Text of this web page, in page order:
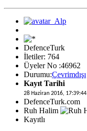
DefenceTurk
İletiler: 764
Üyeler No :46962
Durumu:Çevrimdışı
Kayıt Tarihi
28 Haziran 2016, 17:39:44
DefenceTurk.com
Ruh Halim
Kayıtlı